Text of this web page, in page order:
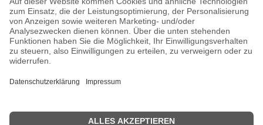
außergewöhnlichen Erfolg und den damit verbundenen Reichtum zu
teilen und im Jahr 1993 die Evander Holyfield Foundation zu
gründen. Die wohltätige Organisation unterstützt Kinder und
Jugendliche, die aus unterprivilegierten Familien stammen, finanziell
in der Umsetzung ihrer Pläne für Ausbildung und dabei, athletische
Ambitionen zu verwirklichen. Die von Evander Holyfield und
Sportvereinen und Schulen, als auch Einrichtungen wie
Steckbrief Evander Holyfield Seiten
- Die offizielle Evander Holyfield Homepage